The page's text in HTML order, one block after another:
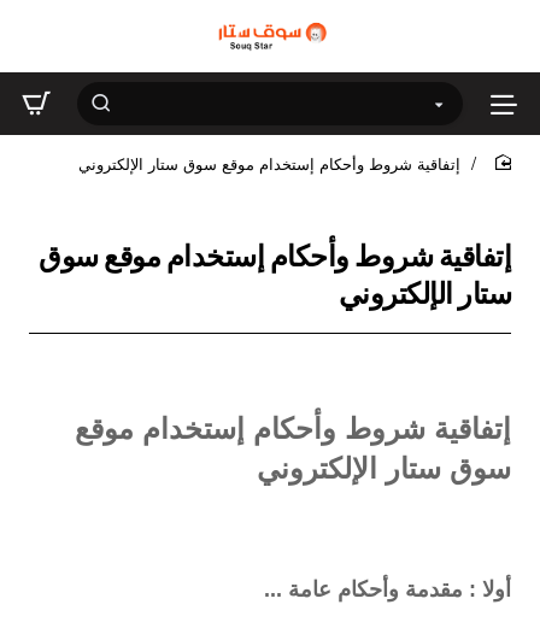
إتفاقية شروط وأحكام إستخدام موقع سوق ستار الإلكتروني
إتفاقية شروط وأحكام إستخدام موقع سوق
ستار الإلكتروني
إتفاقية شروط وأحكام إستخدام موقع
سوق ستار الإلكتروني
أولا : مقدمة وأحكام عامة ...